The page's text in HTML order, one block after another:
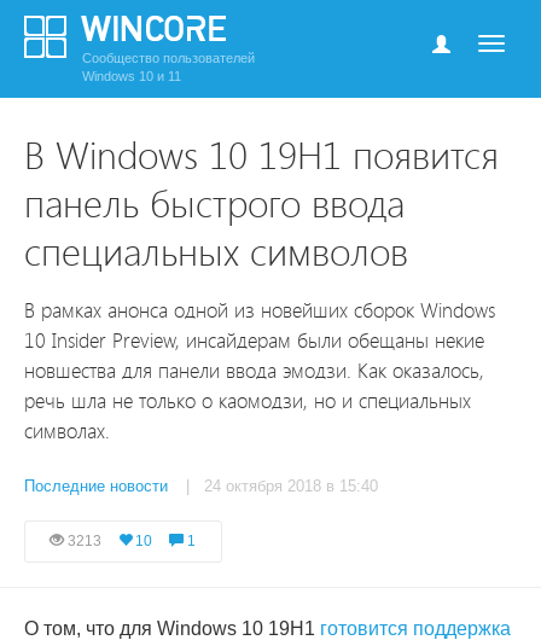
Сообщество пользователей
Windows 10 и 11
В Windows 10 19H1 появится
панель быстрого ввода
специальных символов
В рамках анонса одной из новейших сборок Windows
10 Insider Preview, инсайдерам были обещаны некие
новшества для панели ввода эмодзи. Как оказалось,
речь шла не только о каомодзи, но и специальных
символах.
Последние новости | 24 октября 2018 в 15:40
3213 10 1
О том, что для Windows 10 19H1 готовится поддержка